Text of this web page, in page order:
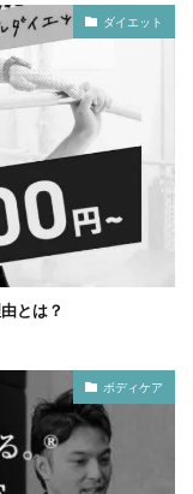
ダイエット
とは？
ボディケア